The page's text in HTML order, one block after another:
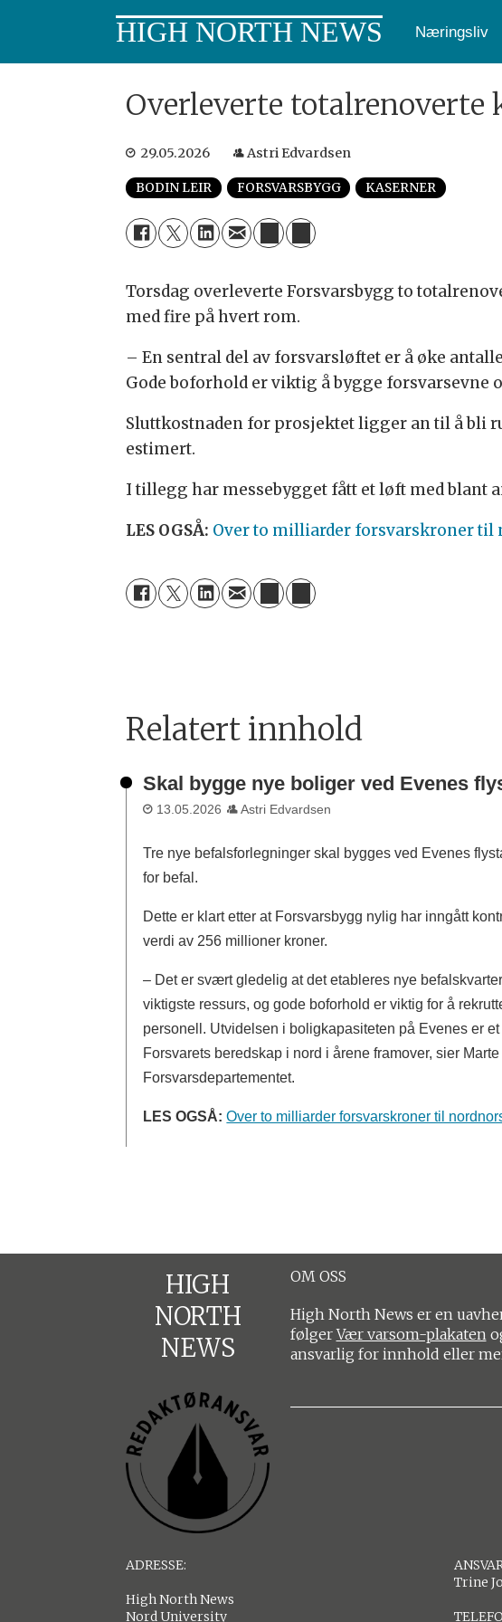
HIGH NORTH NEWS Næringsliv
Overleverte totalrenoverte
29.05.2026 Astri Edvardsen
BODIN LEIR FORSVARSBYGG KASERNER
Torsdag overleverte Forsvarsbygg to
med fire på hvert rom.
– En sentral del av forsvarsløftet er å øke
Gode boforhold er viktig å bygge forsvarsevne
Sluttkostnaden for prosjektet ligger an til å
estimert.
I tillegg har messebygget fått et løft med
LES OGSÅ: Over to milliarder forsvarskroner
Relatert innhold
Skal bygge nye boliger ved Evenes
13.05.2026 Astri Edvardsen
Tre nye befalsforlegninger skal bygges ved Evenes
for befal.
Dette er klart etter at Forsvarsbygg nylig har inngått
verdi av 256 millioner kroner.
– Det er svært gledelig at det etableres nye
viktigste ressurs, og gode boforhold er viktig for å
personell. Utvidelsen i boligkapasiteten på Evenes er
Forsvarets beredskap i nord i årene framover, sier
Forsvarsdepartementet.
LES OGSÅ: Over to milliarder forsvarskroner til
HIGH
NORTH
NEWS
OM OSS
High North News er en
følgerVær varsom-plakaten
ansvarlig for innhold eller
ADRESSE:
High North News
Nord University
Trine